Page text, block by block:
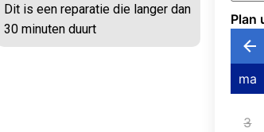
Dit is een reparatie die langer dan
30 minuten duurt
Plan
ma
3